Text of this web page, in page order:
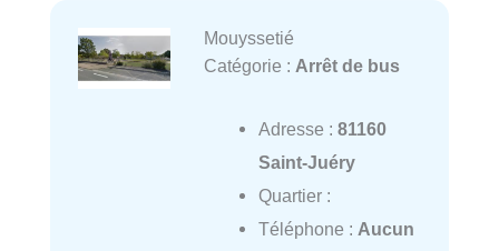
Mouyssetié
Catégorie : Arrêt de bus
Adresse : 81160
Saint-Juéry
Quartier :
Téléphone : Aucun